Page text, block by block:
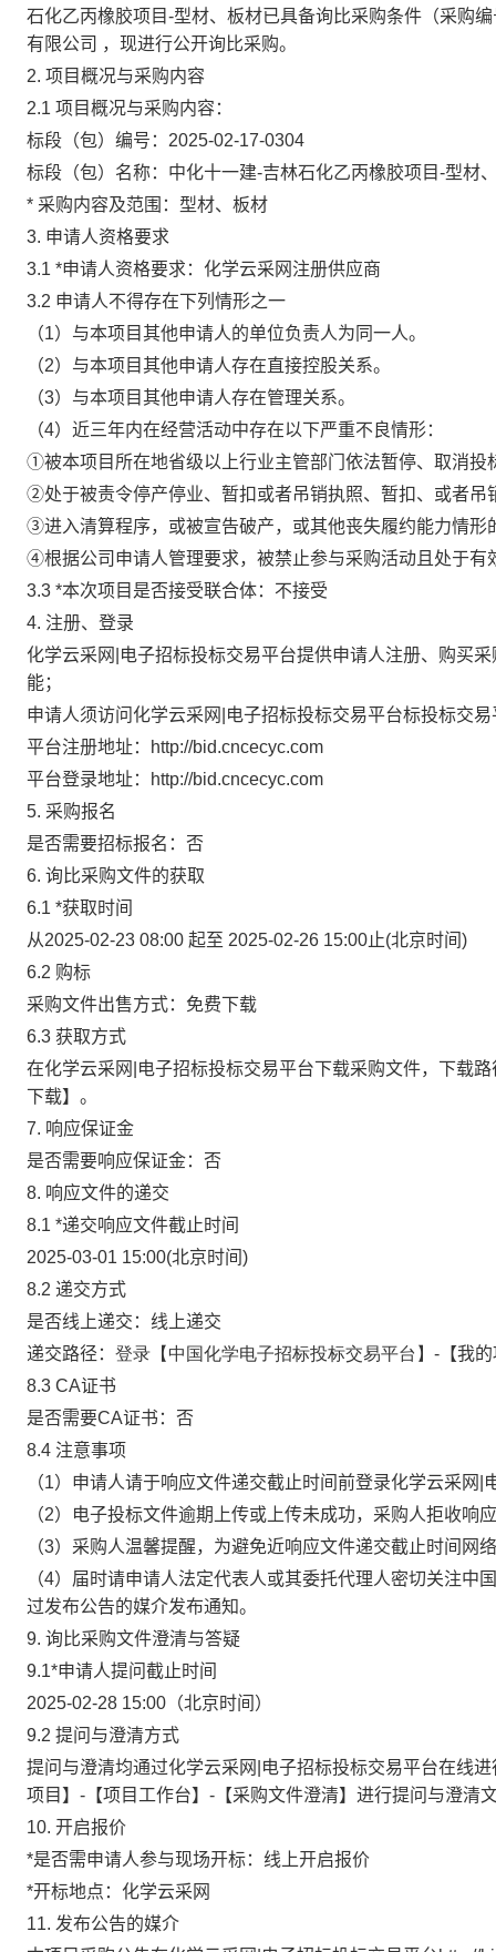
石化乙丙橡胶项目-型材、板材已具备询比采购条件 （采购
有限公司 ，现进行公开询比采购。
2. 项目概况与采购内容
2.1 项目概况与采购内容：
标段（包）编号： 2025-02-17-0304
标段（包）名称： 中化十一建-吉林石化乙丙橡胶项目-型材
* 采购内容及范围： 型材、板材
3. 申请人资格要求
3.1 *申请人资格要求：化学云采网注册供应商
3.2 申请人不得存在下列情形之一
（1）与本项目其他申请人的单位负责人为同一人。
（2）与本项目其他申请人存在直接控股关系。
（3）与本项目其他申请人存在管理关系。
（4）近三年内在经营活动中存在以下严重不良情形：
①被本项目所在地省级以上行业主管部门依法暂停、取消投
②处于被责令停产停业、暂扣或者吊销执照、暂扣、或者吊
③进入清算程序，或被宣告破产，或其他丧失履约能力情形
④根据公司申请人管理要求，被禁止参与采购活动且处于有
3.3 *本次项目是否接受联合体： 不接受
4. 注册、登录
化学云采网|电子招标投标交易平台提供申请人注册、购买
能；
申请人须访问化学云采网|电子招标投标交易平台标投标交
平台注册地址：
http://bid.cncecyc.com
平台登录地址：
http://bid.cncecyc.com
5. 采购报名
是否需要招标报名：否
6. 询比采购文件的获取
6.1 *获取时间
从2025-02-23 08:00 起至 2025-02-26 15:00止(北京时间)
6.2 购标
采购文件出售方式：免费下载
6.3 获取方式
在化学云采网|电子招标投标交易平台下载采购文件，下载路
下载】。
7. 响应保证金
是否需要响应保证金：否
8. 响应文件的递交
8.1 *递交响应文件截止时间
2025-03-01 15:00(北京时间)
8.2 递交方式
是否线上递交： 线上递交
递交路径： 登录【中国化学电子招标投标交易平台】- 【我
8.3 CA证书
是否需要CA证书：否
8.4 注意事项
（1）申请人请于响应文件递交截止时间前登录化学云采网
（2）电子投标文件逾期上传或上传未成功，采购人拒收响
（3）采购人温馨提醒， 为避免近响应文件递交截止时间网
（4）届时请申请人法定代表人或其委托代理人密切关注
过发布公告的媒介发布通知。
9. 询比采购文件澄清与答疑
9.1*申请人提问截止时间
2025-02-28 15:00 （北京时间）
9.2 提问与澄清方式
提问与澄清均通过化学云采网|电子招标投标交易平台在线
项目】 - 【项目工作台】 - 【采购文件澄清】进行提问与澄清
10. 开启报价
*是否需申请人参与现场开标： 线上开启报价
*开标地点：化学云采网
11. 发布公告的媒介